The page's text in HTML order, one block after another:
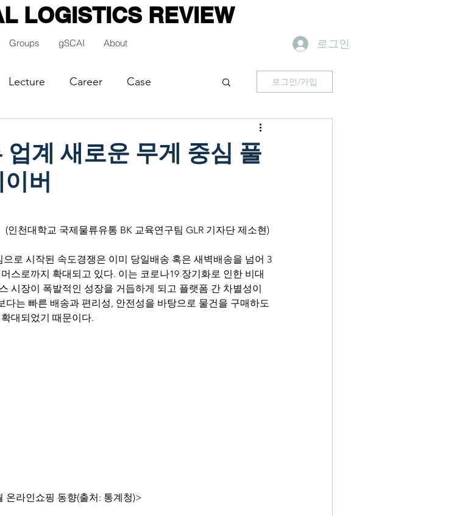
LOGISTICS REVIEW
Groups gSCAI About 로그인
Lecture Career Case 로그인/가입
계 새로운 무게 중심 풀
버
(인천대학교 국제물류유통 BK 교육연구팀 GLR 기자단 제소현)
스로까지 확대되고 있다. 이는 코로나19 장기화로 인한 비대
시장이 폭발적인 성장을 거듭하게 되고 플랫폼 간 차별성이
는 빠른 배송과 편리성, 안전성을 바탕으로 물건을 구매하도
대되었기 때문이다.
온라인쇼핑 동향(출처: 통계청)>